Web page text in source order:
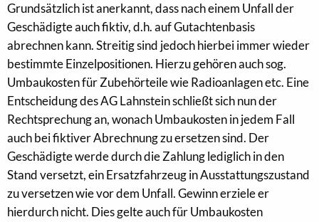
Grundsätzlich ist anerkannt, dass nach einem Unfall der
Geschädigte auch fiktiv, d.h. auf Gutachtenbasis
abrechnen kann. Streitig sind jedoch hierbei immer wieder
bestimmte Einzelpositionen. Hierzu gehören auch sog.
Umbaukosten für Zubehörteile wie Radioanlagen etc. Eine
Entscheidung des AG Lahnstein schließt sich nun der
Rechtsprechung an, wonach Umbaukosten in jedem Fall
auch bei fiktiver Abrechnung zu ersetzen sind. Der
Geschädigte werde durch die Zahlung lediglich in den
Stand versetzt, ein Ersatzfahrzeug in Ausstattungszustand
zu versetzen wie vor dem Unfall. Gewinn erziele er
hierdurch nicht. Dies gelte auch für Umbaukosten